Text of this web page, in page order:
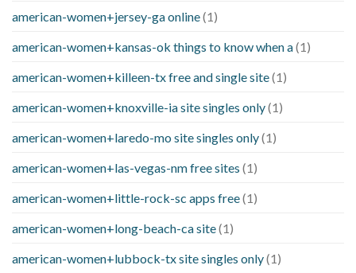
american-women+jersey-ga online(1)
american-women+kansas-ok things to know when a(1)
american-women+killeen-tx free and single site(1)
american-women+knoxville-ia site singles only(1)
american-women+laredo-mo site singles only(1)
american-women+las-vegas-nm free sites (1)
american-women+little-rock-sc apps free(1)
american-women+long-beach-ca site(1)
american-women+lubbock-tx site singles only(1)